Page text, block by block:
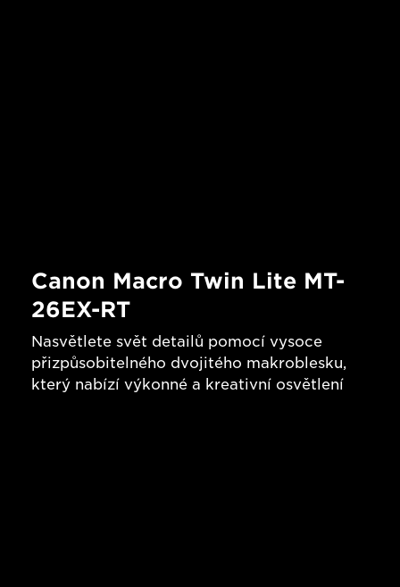
Canon Macro Twin Lite MT-
26EX-RT
Nasvětlete svět detailů pomocí vysoce
přizpůsobitelného dvojitého makroblesku,
který nabízí výkonné a kreativní osvětlení